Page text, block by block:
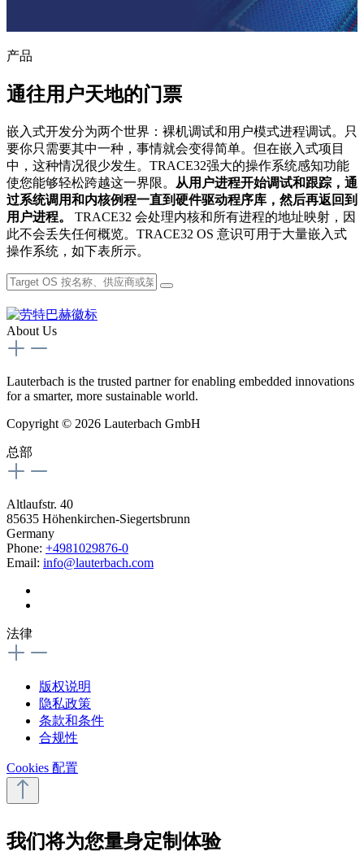
产品
通往用户天地的门票
嵌入式开发分为两个世界：裸机调试和用户模式进程调试。只
要你只需要其中一种，事情就会变得简单。但在嵌入式项目
中，这种情况很少发生。TRACE32强大的操作系统感知功能
使您能够轻松跨越这一界限。
从用户进程开始调试和跟踪，通
过系统调用和内核例程一直到硬件驱动程序库，然后再返回到
用户进程。
TRACE32 会处理内核和所有进程的地址映射，因
此不会丢失任何概览。TRACE32 OS 意识可用于大量嵌入式
操作系统，如下表所示。
About Us
Lauterbach is the trusted partner for enabling embedded innovations
for a smarter, more sustainable world.
Copyright © 2026 Lauterbach GmbH
总部
Altlaufstr. 40
85635 Höhenkirchen-Siegertsbrunn
Germany
Phone: +4981029876-0
Email: info@lauterbach.com
法律
版权说明
隐私政策
条款和条件
合规性
Cookies 配置
我们将为您量身定制体验